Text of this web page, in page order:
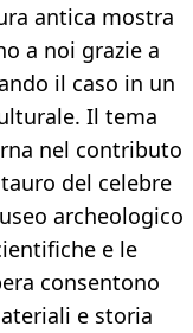
antica mostra
a noi grazie a
il caso in un
Il tema
nel contributo
del celebre
archeologico
e le
consentono
e storia